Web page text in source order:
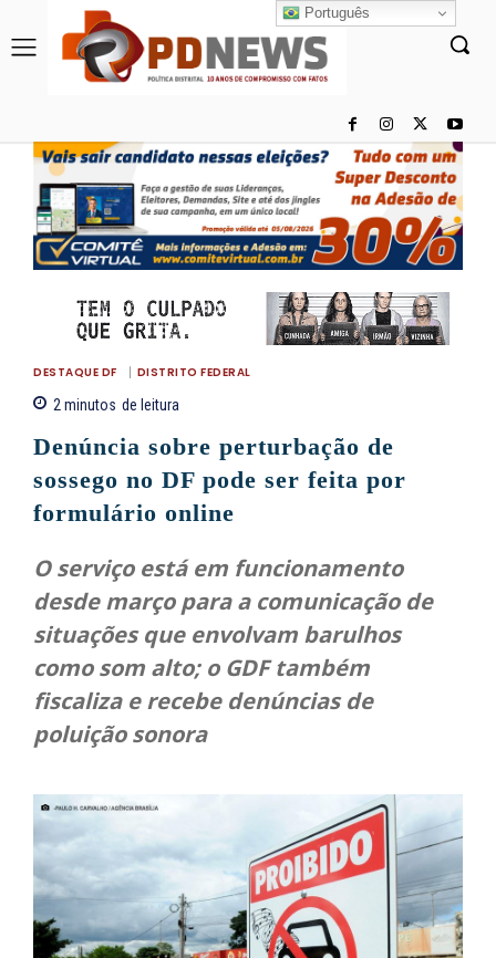
DESTAQUE DF DISTRITO FEDERAL
2minutos de leitura
Denúncia sobre perturbação de
sossego no DF pode ser feita por
formulário online
O serviço está em funcionamento
desde março para a comunicação de
situações que envolvam barulhos
como som alto; o GDF também
fiscaliza e recebe denúncias de
poluição sonora
Português